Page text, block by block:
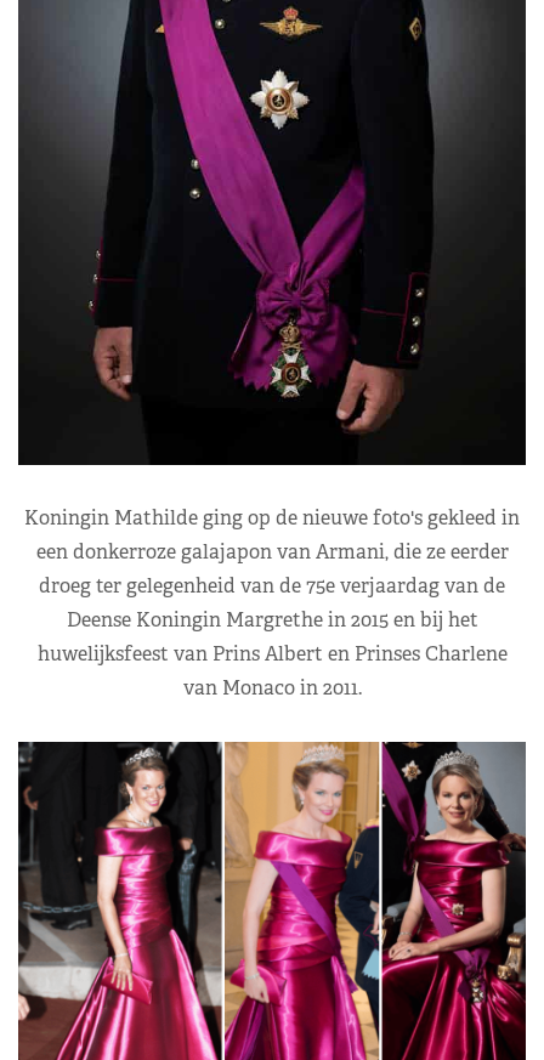
Koningin Mathilde ging op de nieuwe foto's gekleed in
een donkerroze galajapon van Armani, die ze eerder
droeg ter gelegenheid van de 75e verjaardag van de
Deense Koningin Margrethe in 2015 en bij het
huwelijksfeest van Prins Albert en Prinses Charlene
van Monaco in 2011.